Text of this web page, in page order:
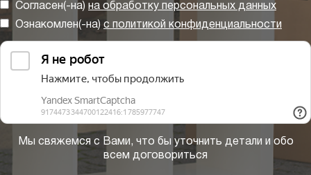
Согласен(-на) на обработку персональных данных
Ознакомлен(-на) с политикой конфиденциальности
Мы свяжемся с Вами, что бы уточнить детали и обо
всем договориться